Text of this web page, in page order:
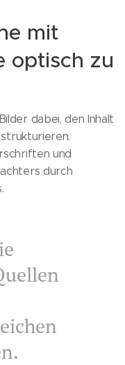
mit
optisch zu
dabei, den Inhalt
und
durch